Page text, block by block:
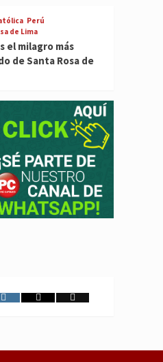
Perú
de Lima
el milagro más
de Santa Rosa de
Instagram
X TikTok